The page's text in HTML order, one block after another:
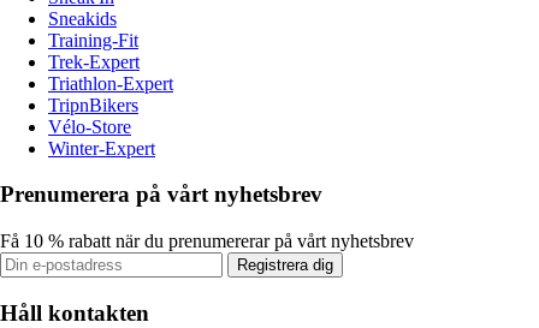
Sneakids
Training-Fit
Trek-Expert
Triathlon-Expert
TripnBikers
Vélo-Store
Winter-Expert
Prenumerera på vårt nyhetsbrev
Få 10 % rabatt när du prenumererar på vårt nyhetsbrev
Registrera dig
Håll kontakten